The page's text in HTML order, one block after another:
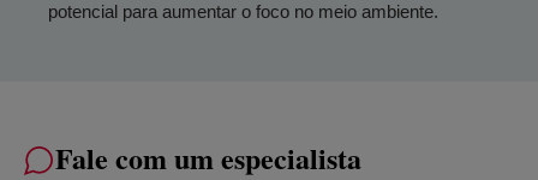
potencial para aumentar o foco no meio ambiente.
Fale com um especialista